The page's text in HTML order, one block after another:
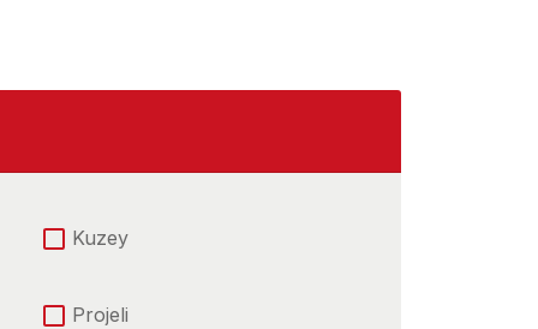
Kuzey
Projeli